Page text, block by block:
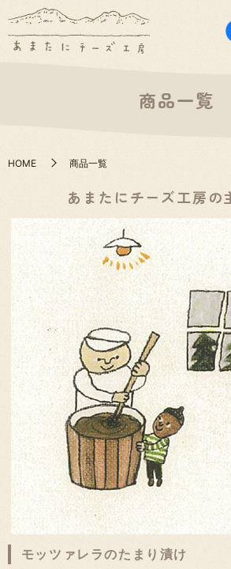
商品一覧
HOME 商品一覧
あまたにチーズ工房の
モッツァレラのたまり漬け